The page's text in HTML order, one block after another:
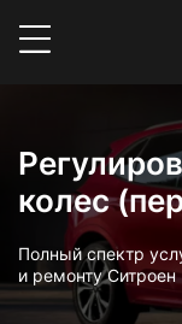
колес
Полный спектр
и ремонту Ситроен